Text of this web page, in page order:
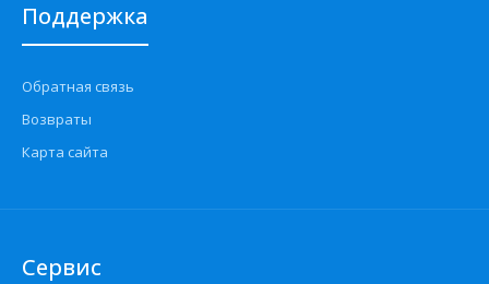
Поддержка
Обратная связь
Возвраты
Карта сайта
Сервис